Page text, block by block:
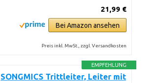
21,99 €
Bei Amazon ansehen
Preis inkl. MwSt., zzgl. Versandkosten
EMPFEHLUNG
SONGMICS Trittleiter, Leiter mit